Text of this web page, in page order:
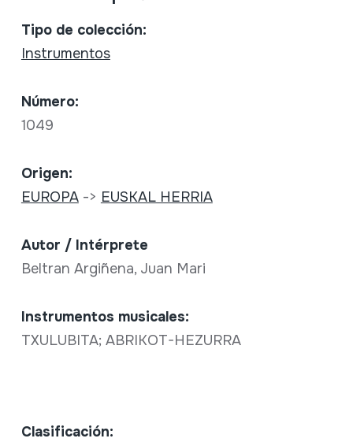
Tipo de colección:
Instrumentos
Número:
1049
Origen:
EUROPA-> EUSKAL HERRIA
Autor / Intérprete
Beltran Argiñena, Juan Mari
Instrumentos musicales:
TXULUBITA; ABRIKOT-HEZURRA
Clasificación: